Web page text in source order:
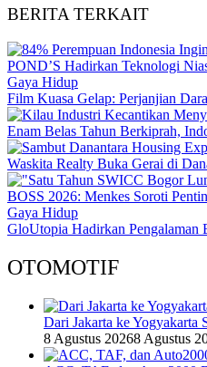
BERITA TERKAIT
POND’S Hadirkan Teknologi
Gaya Hidup
Film Kuasa Gelap: Perjanjian
Enam Belas Tahun Berkiprah,
Waskita Realty Buka Gerai di
BOSS 2026: Menkes Soroti
Gaya Hidup
GloUtopia Hadirkan Pengalaman
OTOMOTIF
Dari Jakarta ke
8 Agustus 20268 Agustus